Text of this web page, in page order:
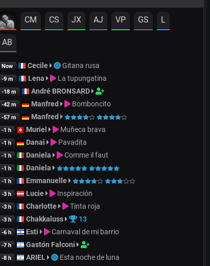
CM CS JX AJ VP GS L
AB
Now Cecile Gitana rusa
-9 m Lena La tupungatina
-18 m André BRONSARD
-42 m Manfred Bomboncito
-57 m Manfred
-1 h Muriel Muñeca brava
-1 h Danai Pavadita
-1 h Daniela Comme il faut
-1 h Daniela
-1 h Emmanuelle
-3 h Lucie Inspiración
-3 h Charlotte Tinta roja
-3 h Chakkaluss 13
-6 h Esti Carnaval de mi barrio
-7 h Gastón Falconi
-8 h ARIEL Esta noche de luna